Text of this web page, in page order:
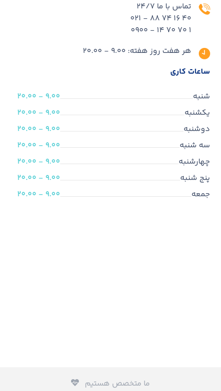
تماس با ما 24/7
40 16 74 88 - 021
1 70 70 14 - 0900
هر هفت روز هفته: 9.00 - 20.00
ساعات کاری
شنبه
9.00 - 20.00
یکشنبه
9.00 - 20.00
دوشنبه
9.00 - 20.00
سه شنبه
9.00 - 20.00
چهارشنبه
9.00 - 20.00
پنج شنبه
9.00 - 20.00
جمعه
9.00 - 20.00
ما متخصص هستیم